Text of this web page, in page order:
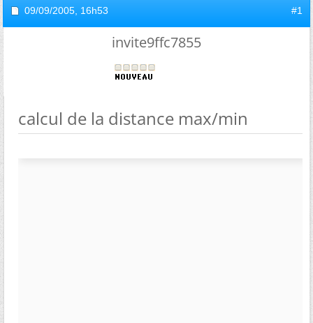
09/09/2005, 16h53 #1
invite9ffc7855
calcul de la distance max/min